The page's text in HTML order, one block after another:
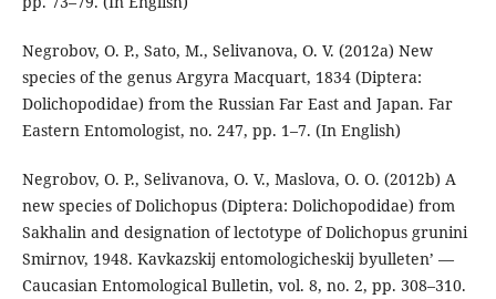
Negrobov, O. P., Sato, M., Selivanova, O. V. (2012a) New
species of the genus Argyra Macquart, 1834 (Diptera:
Dolichopodidae) from the Russian Far East and Japan. Far
Eastern Entomologist, no. 247, pp. 1–7. (In English)
Negrobov, O. P., Selivanova, O. V., Maslova, O. O. (2012b) A
new species of Dolichopus (Diptera: Dolichopodidae) from
Sakhalin and designation of lectotype of Dolichopus grunini
Smirnov, 1948. Kavkazskij entomologicheskij byulleten’ —
Caucasian Entomological Bulletin, vol. 8, no. 2, pp. 308–310.